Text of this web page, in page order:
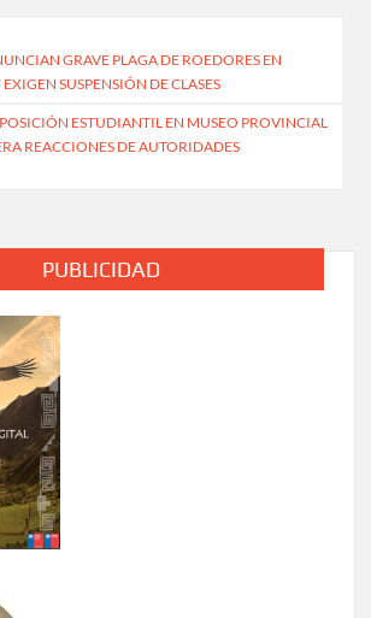
GRAVE PLAGA DE ROEDORES EN
EXIGEN SUSPENSIÓN DE CLASES
ESTUDIANTIL EN MUSEO PROVINCIAL
REACCIONES DE AUTORIDADES
PUBLICIDAD